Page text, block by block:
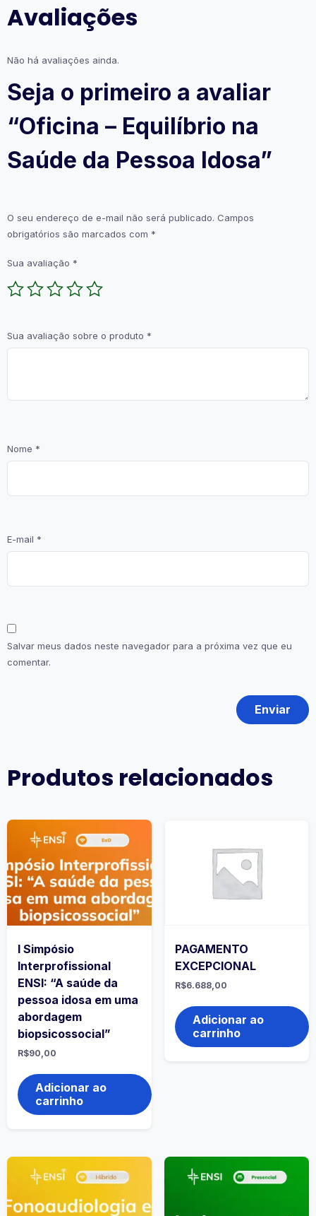
Avaliações
Não há avaliações ainda.
Seja o primeiro a avaliar
“Oficina – Equilíbrio na
Saúde da Pessoa Idosa”
O seu endereço de e-mail não será publicado. Campos
obrigatórios são marcados com *
Sua avaliação *
Sua avaliação sobre o produto *
Nome *
E-mail *
Salvar meus dados neste navegador para a próxima vez que eu
comentar.
Produtos relacionados
I Simpósio
Interprofissional
ENSI: “A saúde da
pessoa idosa em uma
abordagem
biopsicossocial”
R$90,00
Adicionar ao
carrinho
PAGAMENTO
EXCEPCIONAL
R$6.688,00
Adicionar ao
carrinho